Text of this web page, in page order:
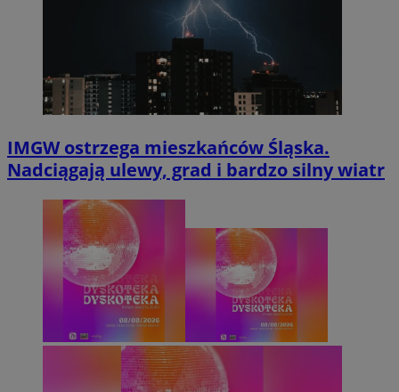
IMGW ostrzega mieszkańców Śląska.
Nadciągają ulewy, grad i bardzo silny wiatr